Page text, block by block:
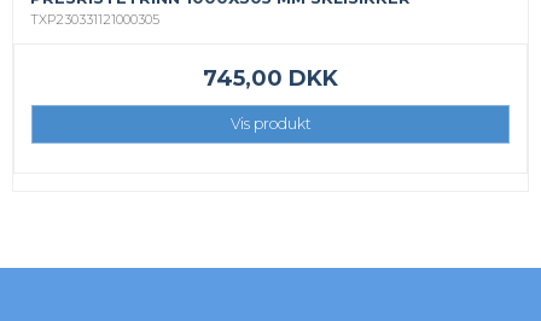
TXP230331121000305
745,00 DKK
Vis produkt